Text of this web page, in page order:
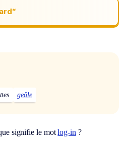
geôle
signifie le motlog-in ?